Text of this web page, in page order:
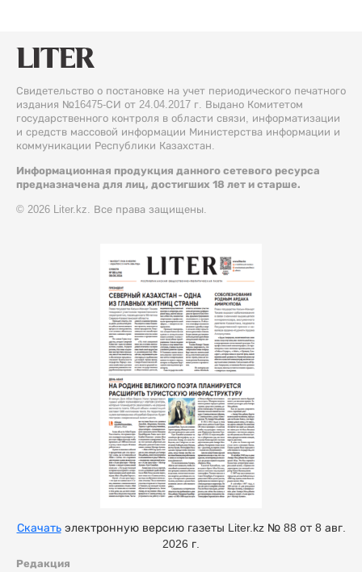
Свидетельство о постановке на учет периодического печатного
издания №16475-СИ от 24.04.2017 г. Выдано Комитетом
государственного контроля в области связи, информатизации
и средств массовой информации Министерства информации и
коммуникации Республики Казахстан.
Информационная продукция данного сетевого ресурса
предназначена для лиц, достигших 18 лет и старше.
© 2026 Liter.kz. Все права защищены.
Редакция
Скачатьэлектронную версию газеты Liter.kz № 88 от 8 авг.
2026 г.